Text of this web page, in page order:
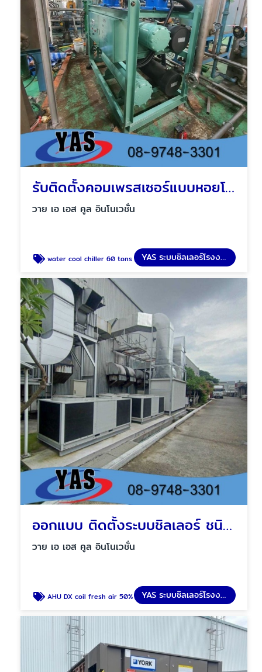
รับติดตั้งคอมเพรสเซอร์แบบหอยโข่ง ชลบุรี
วาย เอ เอส คูล อินโนเวชั่น
water cool chiller 60 tons YAS ระบบชิลเลอร์โรงงาน
ออกแบบ ติดตั้งระบบชิลเลอร์ ชนิดระบายความร้อนด้วยอากาศ
วาย เอ เอส คูล อินโนเวชั่น
AHU DX coil fresh air 50% YAS ระบบชิลเลอร์โรงงาน